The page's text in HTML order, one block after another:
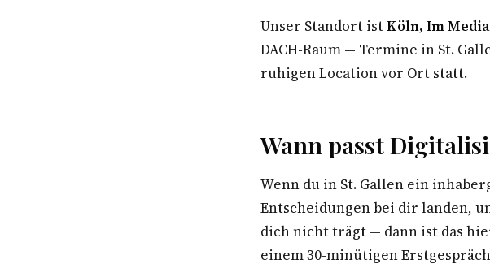
Unser Standort istKöln, Im
DACH-Raum — Termine in St.
ruhigen Location vor Ort statt.
Wann passt
Wenn du in St. Gallen ein
Entscheidungen bei dir landen,
dich nicht trägt — dann ist das
einem 30-minütigen